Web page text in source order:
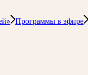
Программы в эфире